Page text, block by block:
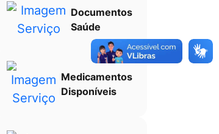
Documentos
Saúde
Medicamentos
Disponíveis